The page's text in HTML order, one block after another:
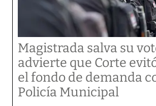
Magistrada salva su
advierte que Corte
el fondo de demanda
Policía Municipal